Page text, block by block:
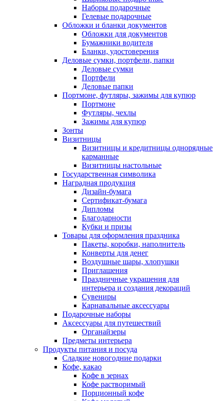
Наборы подарочные
Гелевые подарочные
Обложки и бланки документов
Обложки для документов
Бумажники водителя
Бланки, удостоверения
Деловые сумки, портфели, папки
Деловые сумки
Портфели
Деловые папки
Портмоне, футляры, зажимы для купюр
Портмоне
Футляры, чехлы
Зажимы для купюр
Зонты
Визитницы
Визитницы и кредитницы однорядные
карманные
Визитницы настольные
Государственная символика
Наградная продукция
Дизайн-бумага
Сертификат-бумага
Дипломы
Благодарности
Кубки и призы
Товары для оформления праздника
Пакеты, коробки, наполнитель
Конверты для денег
Воздушные шары, хлопушки
Приглашения
Праздничные украшения для
интерьера и создания декораций
Сувениры
Карнавальные аксессуары
Подарочные наборы
Аксессуары для путешествий
Органайзеры
Предметы интерьера
Продукты питания и посуда
Сладкие новогодние подарки
Кофе, какао
Кофе в зернах
Кофе растворимый
Порционный кофе